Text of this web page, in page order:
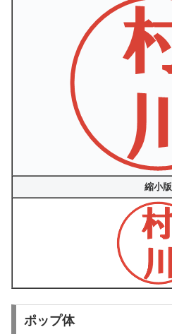
縮小版
ポップ体